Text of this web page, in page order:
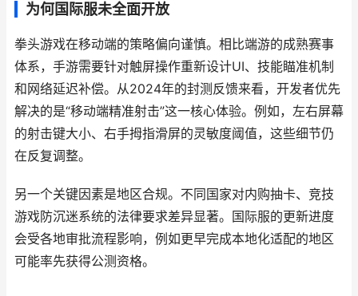
为何国际服未全面开放
拳头游戏在移动端的策略偏向谨慎。相比端游的成熟赛事
体系，手游需要针对触屏操作重新设计UI、技能瞄准机制
和网络延迟补偿。从2024年的封测反馈来看，开发者优先
解决的是“移动端精准射击”这一核心体验。例如，左右屏幕
的射击键大小、右手拇指滑屏的灵敏度阈值，这些细节仍
在反复调整。
另一个关键因素是地区合规。不同国家对内购抽卡、竞技
游戏防沉迷系统的法律要求差异显著。国际服的更新进度
会受各地审批流程影响，例如更早完成本地化适配的地区
可能率先获得公测资格。